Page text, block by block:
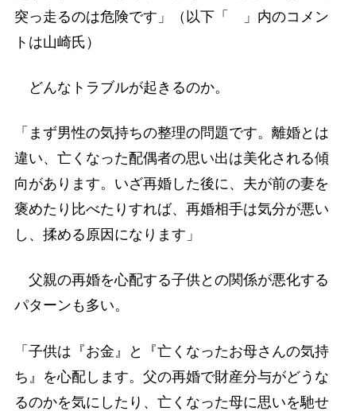
突っ走るのは危険です」（以下「 」内のコメン
トは山崎氏）
どんなトラブルが起きるのか。
「まず男性の気持ちの整理の問題です。離婚とは
違い、亡くなった配偶者の思い出は美化される傾
向があります。いざ再婚した後に、夫が前の妻を
褒めたり比べたりすれば、再婚相手は気分が悪い
し、揉める原因になります」
父親の再婚を心配する子供との関係が悪化する
パターンも多い。
「子供は『お金』と『亡くなったお母さんの気持
ち』を心配します。父の再婚で財産分与がどうな
るのかを気にしたり、亡くなった母に思いを馳せ